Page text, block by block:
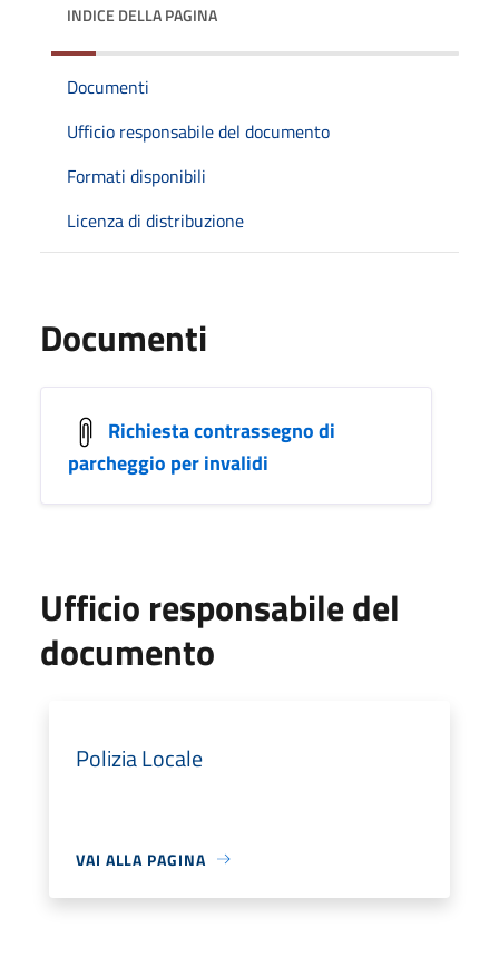
INDICE DELLA PAGINA
Documenti
Ufficio responsabile del documento
Formati disponibili
Licenza di distribuzione
Documenti
Richiesta contrassegno di
parcheggio per invalidi
Ufficio responsabile del
documento
Polizia Locale
VAI ALLA PAGINA